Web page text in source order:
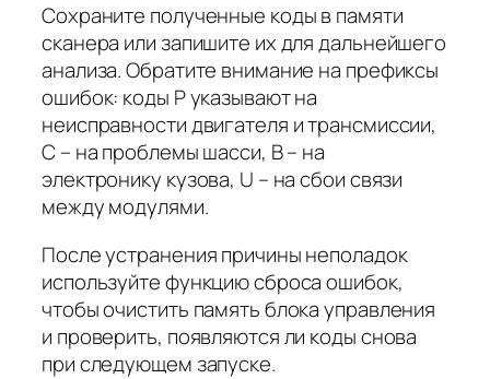
Сохраните полученные коды в памяти
сканера или запишите их для дальнейшего
анализа. Обратите внимание на префиксы
ошибок: коды P указывают на
неисправности двигателя и трансмиссии,
C – на проблемы шасси, B – на
электронику кузова, U – на сбои связи
между модулями.
После устранения причины неполадок
используйте функцию сброса ошибок,
чтобы очистить память блока управления
и проверить, появляются ли коды снова
при следующем запуске.